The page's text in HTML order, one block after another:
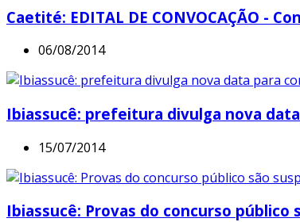
Caetité: EDITAL DE CONVOCAÇÃO -
06/08/2014
Ibiassucê: prefeitura divulga nova
15/07/2014
Ibiassucê: Provas do concurso